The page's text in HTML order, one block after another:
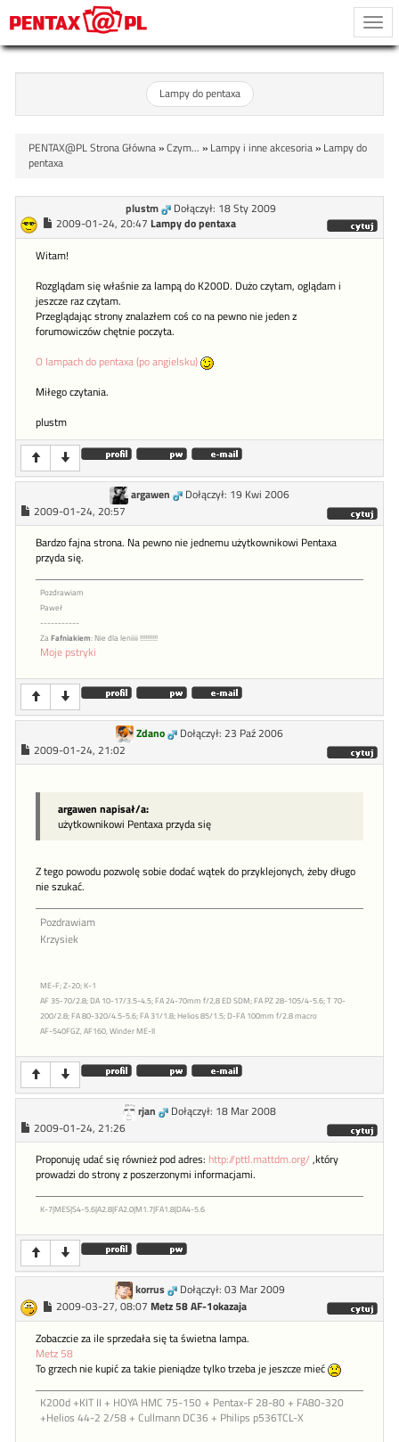
Lampy do pentaxa
PENTAX@PL Strona Główna»Czym... » Lampy i inne akcesoria» Lampy do
pentaxa
plustm
Dołączył: 18 Sty 2009
2009-01-24, 20:47 Lampy do pentaxa
Witam!
Rozglądam się właśnie za lampą do K200D. Dużo czytam, oglądam i
jeszcze raz czytam.
Przeglądając strony znalazłem coś co na pewno nie jeden z
forumowiczów chętnie poczyta.
O lampach do pentaxa (po angielsku)
Miłego czytania.
plustm
argawen
Dołączył: 19 Kwi 2006
2009-01-24, 20:57
Bardzo fajna strona. Na pewno nie jednemu użytkownikowi Pentaxa
przyda się.
Pozdrawiam
Paweł
-----------
Za Fafniakiem: Nie dla leniiii !!!!!!!!!!
Moje pstryki
Zdano
Dołączył: 23 Paź 2006
2009-01-24, 21:02
argawen napisał/a:
użytkownikowi Pentaxa przyda się
Z tego powodu pozwolę sobie dodać wątek do przyklejonych, żeby długo
nie szukać.
Pozdrawiam
Krzysiek
ME-F; Z-20; K-1
AF 35-70/2.8; DA 10-17/3.5-4.5; FA 24-70mm f/2,8 ED SDM; FA PZ 28-105/4-5.6; T 70-
200/2.8; FA 80-320/4.5-5.6; FA 31/1.8; Helios 85/1.5; D-FA 100mm f/2.8 macro
AF-540FGZ, AF160, Winder ME-II
rjan
Dołączył: 18 Mar 2008
2009-01-24, 21:26
Proponuję udać się również pod adres: http://pttl.mattdm.org/,który
prowadzi do strony z poszerzonymi informacjami.
K-7|MES|S4-5.6|A2.8|FA2.0|M1.7|FA1.8|DA4-5.6
korrus
Dołączył: 03 Mar 2009
2009-03-27, 08:07 Metz 58 AF-1okazaja
Zobaczcie za ile sprzedała się ta świetna lampa.
Metz 58
To grzech nie kupić za takie pieniądze tylko trzeba je jeszcze mieć
K200d +KIT II + HOYA HMC 75-150 + Pentax-F 28-80 + FA80-320
+Helios 44-2 2/58 + Cullmann DC36 + Philips p536TCL-X